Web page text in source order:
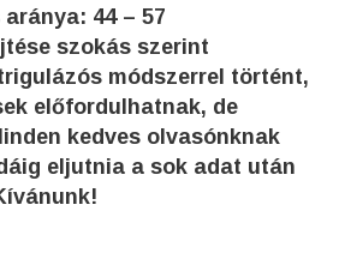
44 – 57
szokás szerint
módszerrel történt,
előfordulhatnak, de
kedves olvasónknak
eljutnia a sok adat után